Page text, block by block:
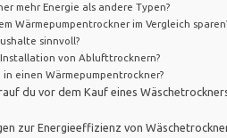
mehr Energie als andere Typen?
Wärmepumpentrockner im Vergleich
sinnvoll?
von Ablufttrocknern?
einen Wärmepumpentrockner?
du vor dem Kauf eines
zur Energieeffizienz von